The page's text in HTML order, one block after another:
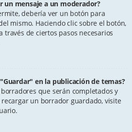
un mensaje a un moderador?
debería ver un botón para
mismo. Haciendo clic sobre el botón,
través de ciertos pasos necesarios
en la publicación de temas?
que serán completados y
un borrador guardado, visite